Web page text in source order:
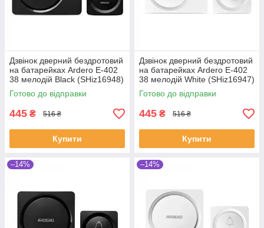
Дзвінок дверний бездротовий
на батарейках Ardero E-402
38 мелодій Black (SHiz16948)
Готово до відправки
445 ₴ 516 ₴
Купити
Дзвінок дверний бездротовий
на батарейках Ardero E-402
38 мелодій White (SHiz16947)
Готово до відправки
445 ₴ 516 ₴
Купити
–14% –14%